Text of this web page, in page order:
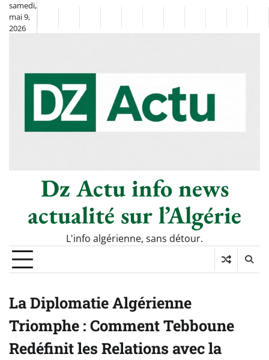
Skip
content
samedi,
mai 9,
2026
FlashSportclasséDiasporaChronique
–
Le
Thé
SociétéCultureMondeÉconomie
Tech
Dz Actu info news
actualité sur l’Algérie
L'info algérienne, sans détour.
La Diplomatie Algérienne
Triomphe : Comment Tebboune
Redéfinit les Relations avec la